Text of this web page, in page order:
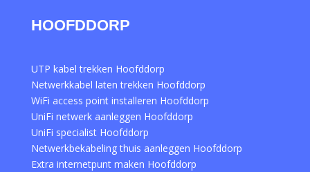
HOOFDDORP
UTP kabel trekken Hoofddorp
Netwerkkabel laten trekken Hoofddorp
WiFi access point installeren Hoofddorp
UniFi netwerk aanleggen Hoofddorp
UniFi specialist Hoofddorp
Netwerkbekabeling thuis aanleggen Hoofddorp
Extra internetpunt maken Hoofddorp